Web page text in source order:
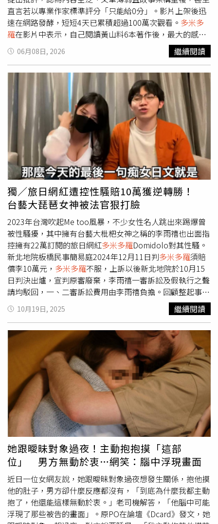
們紛紛表示，「我覺得評論別人的內容之前，把他的每一本
書都買下來好好看完，這個行為本身就值得讚揚」、「黃山
料唯一有料的就只有他的名字」、「看到留言說黃山料的作
品說不定是AI寫的，這點我要幫黃山料申冤，他肯定是自己
寫的。因為AI不可能寫出那麼爛的東西」、「黃山料的貢獻
是讓我發現多米多羅超有料」。面對外界各種評價，黃山料
日前也曾透過社群平台作出回應。他表示，每位讀者對閱讀
體驗都有不同期待，因此出現不同看法相當正常，並感謝各
界給予的建議與關心。黃山料提到，自己投入全職寫作已5
年時間，始終希望能讓原本較少接觸閱讀的人願意翻開書
本、走進書店，未來仍將持續學習與精進創作能力。
直言若以專業作家標準評分「只能給0分」。影片上架後迅
速在網路發酵，短短4天已累積超過100萬次觀看。 多米多
羅在影片中表示，自己閱讀黃山料6本著作後，最大的感受
就是內容過於「水」，認為作品中出現大量換行、留白頁面
及省略號符號，導致實際閱讀內容有限。他也質疑部分書中
金句缺乏具體意義，並認為許多作品核心內容相似，讓他產
生「看了6本卻像只看了2本」的感受。除了質疑內容安排
外，
多米多羅也批評黃山料的敘事方式與細節描寫不足，認
為部分情節缺乏畫面感，人物塑造與情緒鋪陳不夠完整，因
此形容作品更像劇本而非小說。他進一步指出，黃山料並非
需要深入挖掘的創作者，而是能快速被讀者理解的類型，並
形容其為「滿分的大眾心理挑撥師」。多米多羅批評黃山料
書本裡多次出現留白，直言根本是浪費紙張。（圖／翻攝
YouTube／ 多米多羅Domidolo）影片曝光後引發網友兩極
討論，不少人認同多米多羅的觀點，「一棵樹會死兩次，一
次是被砍倒，另一次是被做成黃山料的書。」、「黃山料唯
一有料的就只有他的名字」、「騙子能騙多久是傻子決定
的」、「玉石混雜，石頭佔了九成-多米多羅
持者認為，黃山料的成功在於降低閱讀門檻，讓原本不習慣
閱讀的人願意接觸書籍，「這本書的客群，是平時沒在讀書
的人」、「當這種人是最暢銷的作家，需要檢討的可能是讀
者」。面對外界批評，黃山料先是在社群平台分享新書內
容，隨後於7日正式回應表示，「很多時候，不是你不夠
好，而是你所處的環境，本來就不夠健康。」他坦言，今年
正好是全職寫作第5年，這些年來始終希望讓更多原本不閱
讀的人願意翻開一本書、走進書店。對於外界建議，他表示
自己仍有許多可以進步的地方，未來也會持續學習與成長，
並感謝讀者一路以來的支持。
06月08日, 2026 繼續閱讀
獨／旅日網紅遭控性騷賠10萬獲逆轉勝！
台藝大琵琶女神被法官狠打臉
2023年台灣吹起Me too風暴，不少女性名人跳出來踢爆曾
被性騷擾，其中擁有台藝大枇杷女神之稱的李雨禧也出面指
控擁有22萬訂閱的旅日網紅多米多羅Domidolo對其性騷。
新北地院板橋民事簡易庭2024年12月11日判多米多羅須賠
償李10萬元， 多米多羅不服，上訴以後新北地院於10月15
日判決出爐，宣判原審廢棄，李雨禧一審訴訟及假執行之聲
請均駁回，一、二審訴訟費用由李雨禧負擔。回顧整起事
件，李雨禧在2023年6月的MeToo浪潮中，發長文控多米多
羅 言語性騷，期間還有不當肢體碰觸，讓她備感壓力。不過
對此，多米多羅回應，痴女企劃是女方提的，至於會穿比較
露只是因為想增加流量，並且同住時都是分房睡，願意為言
語輕浮部分道歉，但他也指出，對方不斷主動靠近，他反而
想迴避，而李雨禧生活習慣很糟，事後她想多住幾晚他也拒
絕，也幫她找飯店，強調絕對沒越界。當時，李雨禧貼出對
話紀錄試圖證明自己被性騷，但網友卻都不買單，並認為 多
米多羅
沒不軌意圖，甚至抓包李雨禧在影片下方留言，「你
不喜歡我的ㄋㄟㄋㄟ嗎」、「助理問我有沒有被騷擾，我說
沒有沒有，阿米是正人君子」，李雨禧發完MeToo文以後，
卻獨刪這兩則留言，風向也因此一面倒。多米多羅批，台灣
司法很可悲。（圖／翻攝畫面）不過，2024年一審出爐以
宣判多米多羅要賠償女方10萬，多米多羅也於10月14日發
影片喊冤，表示自己遭到李雨禧控訴性騷，但因為告不了刑
事，所以對方只好轉告民事，沒想到法官卻要他賠償李雨禧
10萬元。 多米多羅憤怒表示，以為對方只有「垃圾證據」是
要怎麼告，沒想到官司竟然輸掉，無奈表示「打官司的這2
年，我只覺得台灣司法真的可悲。」多米多羅表示，當時和
10月19日, 2025 繼續閱讀
她跟曖昧對象過夜！主動抱抱摸「這部
位」 男方無動於衷…網笑：腦中浮現畫面
近日一位女網友說，她跟曖昧對象過夜想發生關係，抱他摸
他的肚子，男方卻什麼反應都沒有，「到底為什麼我都主動
抱了，他還能這樣無動於衷。」老司機解答，「他腦中可能
浮現了那些被告的畫面」。原PO在論壇《Dcard》發文，她